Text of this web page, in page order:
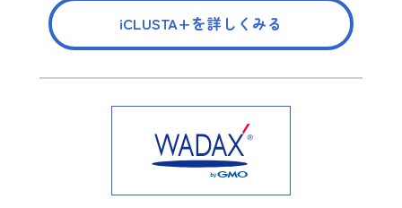
iCLUSTA+を詳しくみる